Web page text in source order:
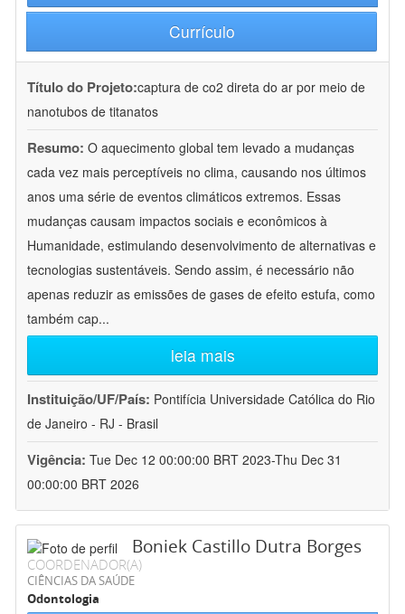
Currículo
Título do Projeto:captura de co2 direta do ar por meio de
nanotubos de titanatos
Resumo: O aquecimento global tem levado a mudanças
cada vez mais perceptíveis no clima, causando nos últimos
anos uma série de eventos climáticos extremos. Essas
mudanças causam impactos sociais e econômicos à
Humanidade, estimulando desenvolvimento de alternativas e
tecnologias sustentáveis. Sendo assim, é necessário não
apenas reduzir as emissões de gases de efeito estufa, como
também cap...
leia mais
Instituição/UF/País: Pontifícia Universidade Católica do Rio
de Janeiro - RJ - Brasil
Vigência: Tue Dec 12 00:00:00 BRT 2023-Thu Dec 31
00:00:00 BRT 2026
Boniek Castillo Dutra Borges
COORDENADOR(A)
CIÊNCIAS DA SAÚDE
Odontologia